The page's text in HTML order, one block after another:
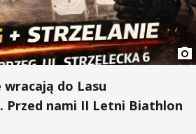
do Lasu
Przed nami II Letni Biathlon